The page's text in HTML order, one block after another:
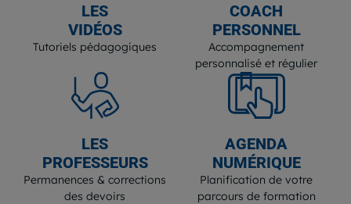
LES
VIDÉOS
Tutoriels pédagogiques
COACH
PERSONNEL
Accompagnement
personnalisé et régulier
LES
PROFESSEURS
Permanences & corrections
des devoirs
AGENDA
NUMÉRIQUE
Planification de votre
parcours de formation